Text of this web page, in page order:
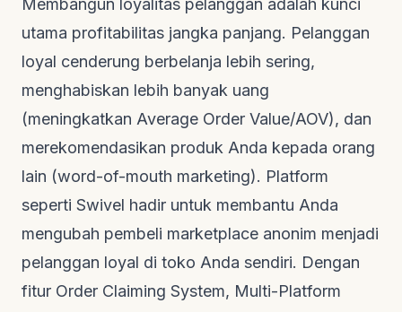
utama profitabilitas jangka panjang. Pelanggan
loyal cenderung berbelanja lebih sering,
menghabiskan lebih banyak uang
(meningkatkan Average Order Value/AOV), dan
merekomendasikan produk Anda kepada orang
lain (word-of-mouth marketing). Platform
seperti Swivel hadir untuk membantu Anda
mengubah pembeli marketplace anonim menjadi
pelanggan loyal di toko Anda sendiri. Dengan
fitur Order Claiming System, Multi-Platform